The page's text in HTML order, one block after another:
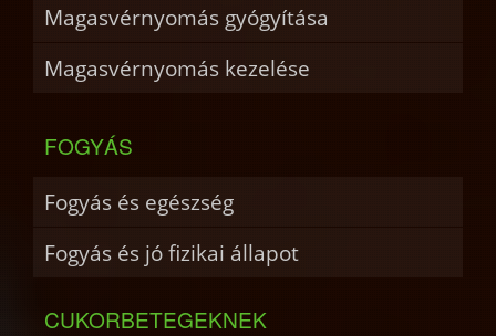
Magasvérnyomás gyógyítása
Magasvérnyomás kezelése
FOGYÁS
Fogyás és egészség
Fogyás és jó fizikai állapot
CUKORBETEGEKNEK